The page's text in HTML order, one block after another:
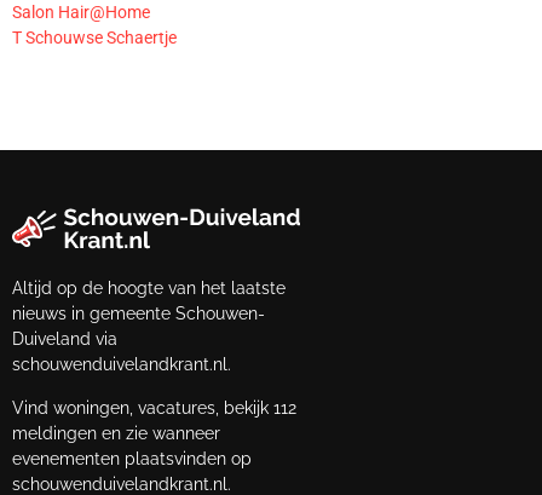
Salon Hair@Home
T Schouwse Schaertje
Altijd op de hoogte van het laatste
nieuws in gemeente Schouwen-
Duiveland via
schouwenduivelandkrant.nl.
Vind woningen, vacatures, bekijk 112
meldingen en zie wanneer
evenementen plaatsvinden op
schouwenduivelandkrant.nl.